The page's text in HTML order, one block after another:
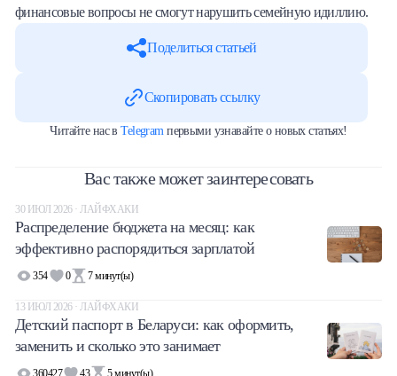
финансовые вопросы не смогут нарушить семейную идиллию.
Поделиться статьей
Скопировать ссылку
Читайте нас вTelegram первыми узнавайте о новых статьях!
Вас также может заинтересовать
30 ИЮЛ 2026 · ЛАЙФХАКИ
Распределение бюджета на месяц: как
эффективно распорядиться зарплатой
354 0 7минут(ы)
13 ИЮЛ 2026 · ЛАЙФХАКИ
Детский паспорт в Беларуси: как оформить,
заменить и сколько это занимает
360427 43 5минут(ы)